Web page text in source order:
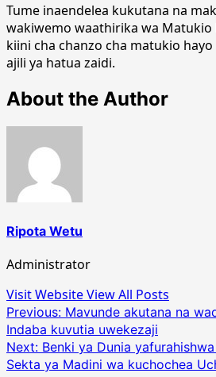
Tume inaendelea kukutana na
wakiwemo waathirika wa Matukio
kiini cha chanzo cha matukio
ajili ya hatua zaidi.
About the Author
Ripota Wetu
Administrator
Visit WebsiteView All Posts
Post
navigation
Previous: Mavunde akutana na
Indaba kuvutia uwekezaji
Next: Benki ya Dunia
Sekta ya Madini wa kuchochea